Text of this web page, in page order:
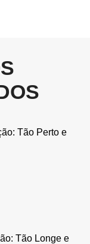
Tão Perto e
Tão Longe e